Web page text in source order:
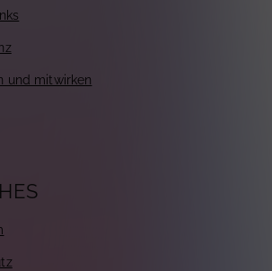
und mitwirken